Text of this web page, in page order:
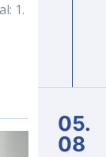
1.
05.
08